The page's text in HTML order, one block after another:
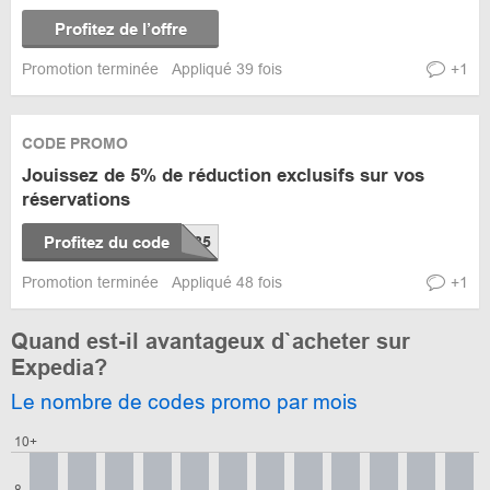
Profitez de l’offre
Promotion terminée Appliqué 39 fois +1
CODE PROMO
Jouissez de 5% de réduction exclusifs sur vos
réservations
Profitez du code
Promotion terminée Appliqué 48 fois +1
Quand est-il avantageux d`acheter sur
Expedia?
Le nombre de codes promo par mois
10+